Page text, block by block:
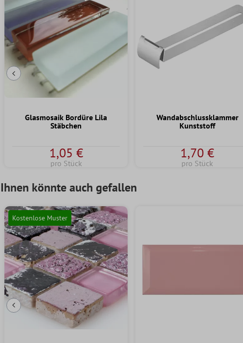
Vorherige Folie
Glasmosaik Bordüre Lila
Stäbchen
1,05 €
pro Stück
Wandabschlussklammer
Kunststoff
1,70 €
pro Stück
Ihnen könnte auch gefallen
Vorherige Folie
Kostenlose Muster